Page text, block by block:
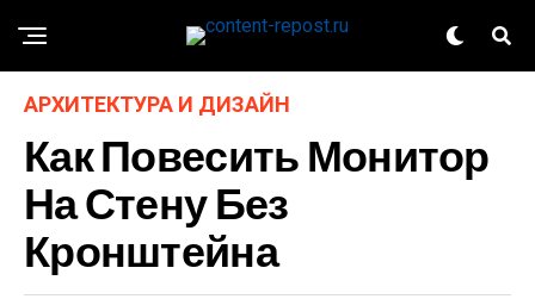
АРХИТЕКТУРА И ДИЗАЙН
Как Повесить Монитор
На Стену Без
Кронштейна